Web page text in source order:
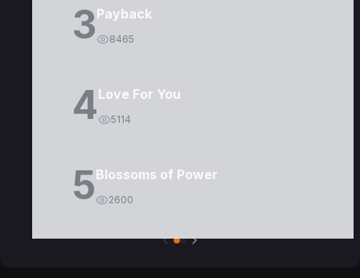
3Payback
8465
4Love For You
5114
5Blossoms of Power
2600